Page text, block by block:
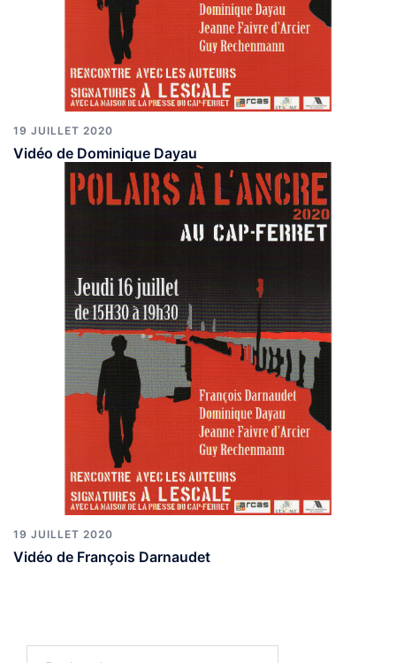
19 JUILLET 2020
Vidéo de Dominique Dayau
19 JUILLET 2020
Vidéo de François Darnaudet